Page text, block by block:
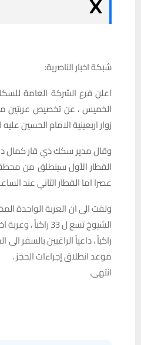
شبكة اخبار الناصرية:
اعلن فرع الشركة العامة
الخميس ، عن تخصيص عربتين من
زوار اربعينية الامام الحسين
وقال مدير سكك ذي قار كمال
عصرا اما القطار الثاني عند الساعة 6:15 عصرا باتجاه
ولفت الى ان العربة
راكباً ، داعياً الراغبين بالسفر
موعد انطلاق إجراءات الحجز .
انتهى.